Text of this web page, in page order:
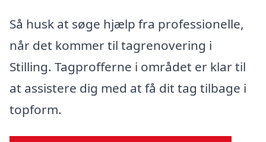
Så husk at søge hjælp fra professionelle,
når det kommer til tagrenovering i
Stilling. Tagprofferne i området er klar til
at assistere dig med at få dit tag tilbage i
topform.